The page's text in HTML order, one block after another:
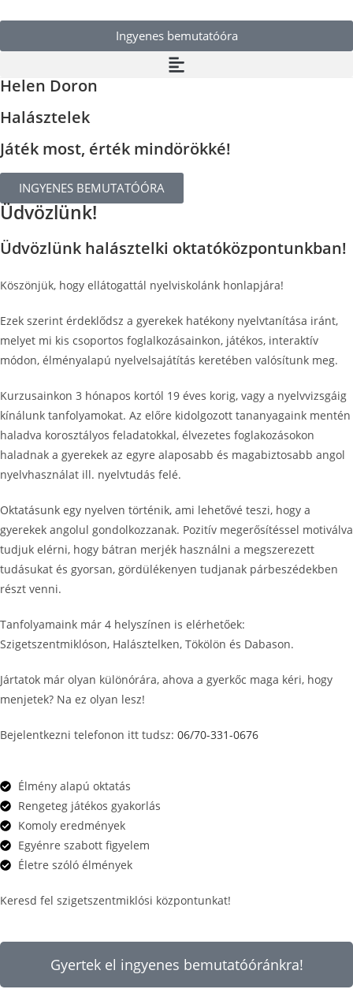
Ingyenes bemutatóóra
Helen Doron
Halásztelek
Játék most, érték mindörökké!
INGYENES BEMUTATÓÓRA
Üdvözlünk!
Üdvözlünk halásztelki oktatóközpontunkban!
Köszönjük, hogy ellátogattál nyelviskolánk honlapjára!
Ezek szerint érdeklődsz a gyerekek hatékony nyelvtanítása iránt,
melyet mi kis csoportos foglalkozásainkon, játékos, interaktív
módon, élményalapú nyelvelsajátítás keretében valósítunk meg.
Kurzusainkon 3 hónapos kortól 19 éves korig, vagy a nyelvvizsgáig
kínálunk tanfolyamokat. Az előre kidolgozott tananyagaink mentén
haladva korosztályos feladatokkal, élvezetes foglakozásokon
haladnak a gyerekek az egyre alaposabb és magabiztosabb angol
nyelvhasználat ill. nyelvtudás felé.
Oktatásunk egy nyelven történik, ami lehetővé teszi, hogy a
gyerekek angolul gondolkozzanak. Pozitív megerősítéssel motiválva
tudjuk elérni, hogy bátran merjék használni a megszerezett
tudásukat és gyorsan, gördülékenyen tudjanak párbeszédekben
részt venni.
Tanfolyamaink már 4 helyszínen is elérhetőek:
Szigetszentmiklóson, Halásztelken, Tökölön és Dabason.
Jártatok már olyan különórára, ahova a gyerkőc maga kéri, hogy
menjetek? Na ez olyan lesz!
Bejelentkezni telefonon itt tudsz: 06/70-331-0676
Élmény alapú oktatás
Rengeteg játékos gyakorlás
Komoly eredmények
Egyénre szabott figyelem
Életre szóló élmények
Keresd fel szigetszentmiklósi központunkat!
Gyertek el ingyenes bemutatóóránkra!